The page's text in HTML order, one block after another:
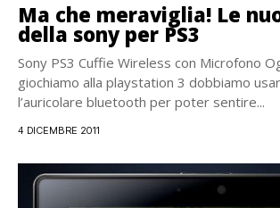
Ma che meraviglia! Le
della sony per PS3
Sony PS3 Cuffie Wireless con Microfono
giochiamo alla playstation 3 dobbiamo
l’auricolare bluetooth per poter sentire...
4 DICEMBRE 2011